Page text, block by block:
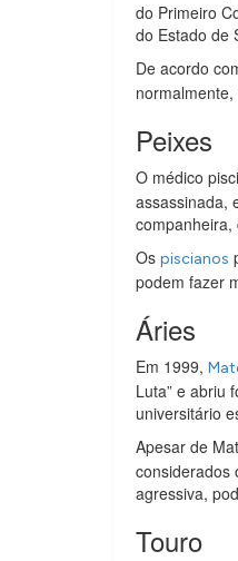
do Primeiro
do Estado de
De acordo
Peixes
O médico
assassinada,
companheira,
Os piscianos
podem fazer
Áries
Em 1999,
Luta” e abriu
universitário
Apesar de
considerados
agressiva,
Touro